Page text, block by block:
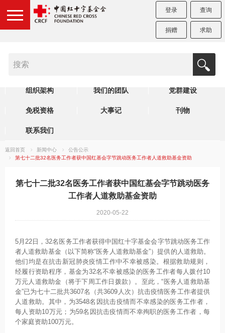
登录 查询
捐赠 求助
机构简介
组织架构 我们的团队 党群建设
免税资格 大事记 刊物
联系我们
返回首页 新闻中心
公告公示
第七十二批32名医务工作者获中国红基会字节跳动医务工作者人道救助基金资助
第七十二批32名医务工作者获中国红基会字节跳动医务
工作者人道救助基金资助
2020-05-22
5月22日，32名医务工作者获得中国红十字基金会字节跳动医务工作
者人道救助基金（以下简称“医务人道救助基金”）提供的人道救助。
他们均是在抗击新冠肺炎疫情工作中不幸被感染。根据救助规则，
经履行资助程序，基金为32名不幸被感染的医务工作者每人拨付10
万元人道救助金（将于下周工作日拨款）。至此，“医务人道救助基
金”已为七十二批共3607名（共3609人次）抗击疫情医务工作者提供
人道救助。其中，为3548名因抗击疫情而不幸感染的医务工作者，
每人资助10万元；为59名因抗击疫情而不幸殉职的医务工作者，每
个家庭资助100万元。